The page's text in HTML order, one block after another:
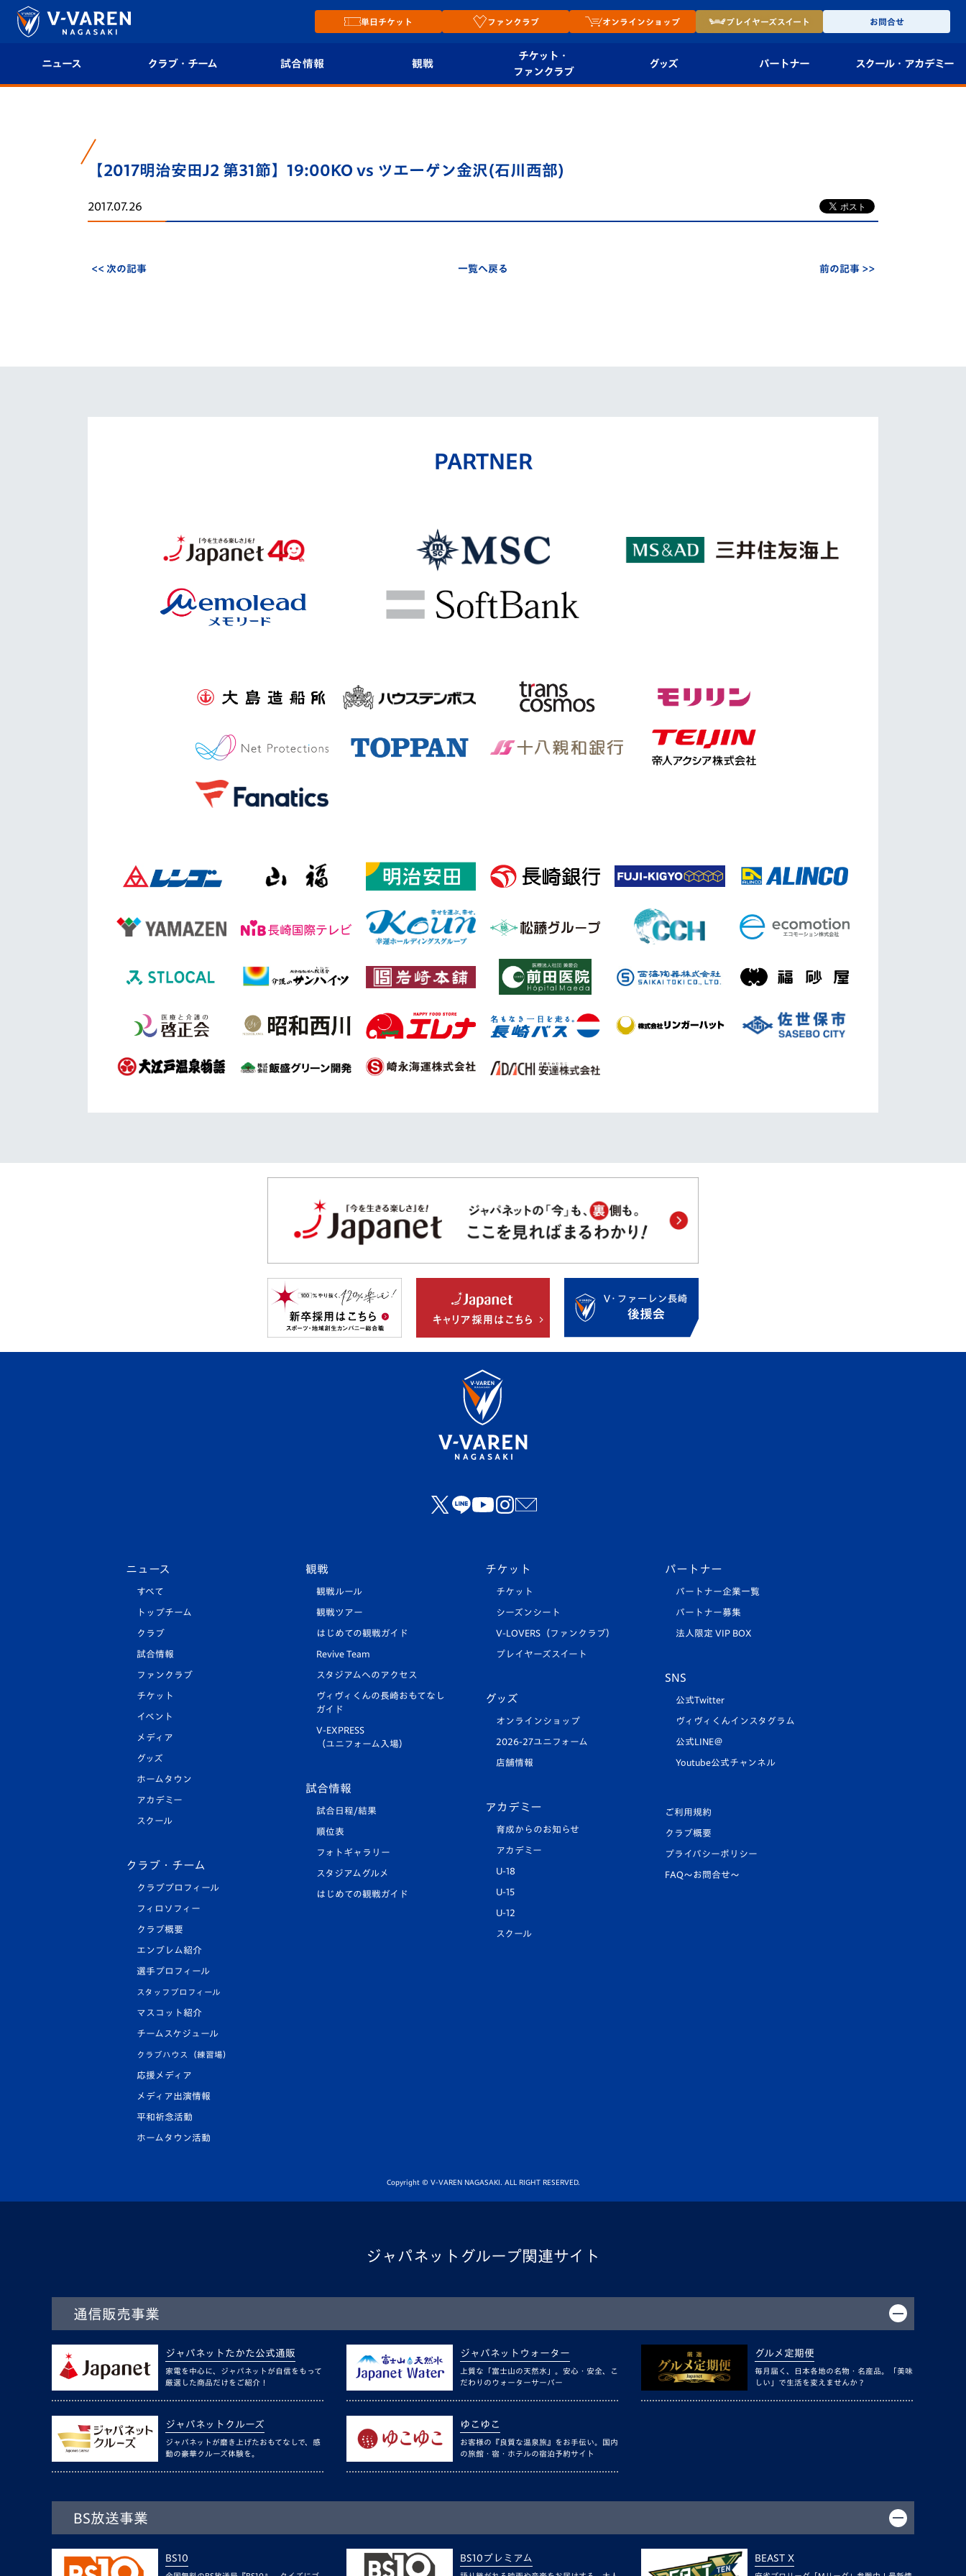
単日チケット ファンクラブ オンラインショップ プレイヤーズスイート お問合せ
ニュース クラブ・チーム
クラブ概要
エンブレム紹介
試合情報
順位表
観戦
チケット・
ファンクラブ
プレイヤーズスイート
グッズ パートナー スクール・ アカデミー
U-12
【2017明治安田J2 第31節】19:00KO vs ツエーゲン金沢(石川西部)
2017.07.26
<< 次の記事 一覧へ戻る 前の記事 >>
PARTNER
ニュース
すべて
トップチーム
クラブ
試合情報
ファンクラブ
チケット
イベント
メディア
グッズ
ホームタウン
アカデミー
スクール
クラブ・チーム
クラブプロフィール
フィロソフィー
クラブ概要
エンブレム紹介
選手プロフィール
スタッフプロフィール
マスコット紹介
チームスケジュール
クラブハウス（練習場）
応援メディア
メディア出演情報
平和祈念活動
ホームタウン活動
観戦
観戦ルール
観戦ツアー
はじめての観戦ガイド
Revive Team
スタジアムへのアクセス
ヴィヴィくんの長崎おもてなし
ガイド
V-EXPRESS
（ユニフォーム入場）
試合情報
試合日程/結果
順位表
フォトギャラリー
スタジアムグルメ
はじめての観戦ガイド
チケット
チケット
シーズンシート
V-LOVERS（ファンクラブ）
プレイヤーズスイート
グッズ
オンラインショップ
2026-27ユニフォーム
店舗情報
アカデミー
育成からのお知らせ
アカデミー
U-18
U-15
U-12
スクール
パートナー
パートナー企業一覧
パートナー募集
法人限定 VIP BOX
SNS
公式Twitter
ヴィヴィくんインスタグラム
公式LINE＠
Youtube公式チャンネル
ご利用規約
クラブ概要
プライバシーポリシー
FAQ〜お問合せ〜
Copyright © V-VAREN NAGASAKI. ALL RIGHT RESERVED.
ジャパネットグループ関連サイト
通信販売事業
ジャパネットたかた公式通販
家電を中心に、ジャパネットが自信をもって
厳選した商品だけをご紹介！
ジャパネットウォーター
上質な「富士山の天然水」。安心・安全、こ
だわりのウォーターサーバー
グルメ定期便
毎月届く、日本各地の名物・名産品。「美味
しい」で生活を変えませんか？
ジャパネットクルーズ
ジャパネットが磨き上げたおもてなしで、感
動の豪華クルーズ体験を。
ゆこゆこ
お客様の『良質な温泉旅』をお手伝い。国内
の旅館・宿・ホテルの宿泊予約サイト
BS放送事業
BS10 BS10プレミアム BEAST X